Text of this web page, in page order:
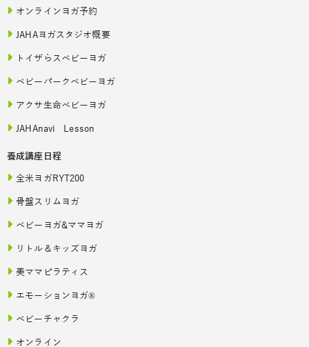
オンラインヨガ予約
JAHAヨガスタジオ概要
トイザらスベビーヨガ
ベビーパークベビーヨガ
アクサ生命ベビーヨガ
JAHAnavi Lesson
養成講座日程
全米ヨガRYT200
骨盤スリムヨガ
ベビーヨガ&ママヨガ
リトル＆キッズヨガ
美ママピラティス
エモーションヨガ®
ベビーチャクラ
オンライン